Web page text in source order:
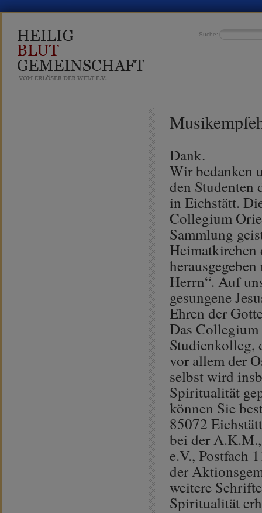
Suche:
Dank.
Wir bedanken
den Studenten
in Eichstätt.
Collegium
Sammlung
Heimatkirchen
Herrn“. Auf
gesungene
Ehren der
Das
Studienkolleg,
vor allem der
selbst wird
Spiritualität
können Sie
85072
bei der
e.V., Postfach
der
weitere
Spiritualität